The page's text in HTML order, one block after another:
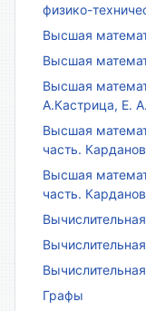
физико-
Высшая
Высшая
Высшая
А.Кастрица, Е.
Высшая
часть.
Высшая
часть.
Графы